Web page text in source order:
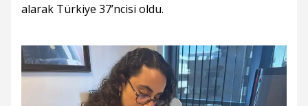
alarak Türkiye 37’ncisi oldu.